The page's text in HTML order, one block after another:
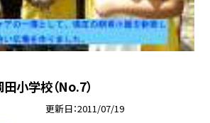
小学校（No.7）
更新日 2011/07/19